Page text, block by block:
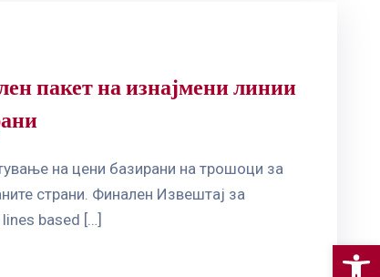
пакет на изнајмени линии
на цени базирани на трошоци за
страни. Финален Извештај за
based […]